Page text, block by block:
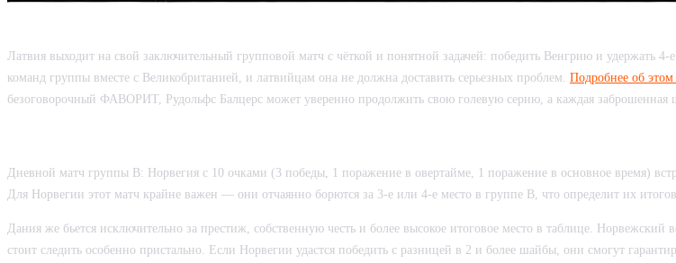
Латвия выходит на свой заключительный групповой матч с чёткой и понятной задачей: победить Венгрию и удержать
команд группы вместе с Великобританией, и латвийцам она не должна доставить серьезных проблем. Подробнее об
безоговорочный ФАВОРИТ, Рудольфс Балцерс может уверенно продолжить свою голевую серию, а каждая заброшенная
Дневной матч группы В: Норвегия с 10 очками (3 победы, 1 поражение в овертайме, 1 поражение в основное время)
Для Норвегии этот матч крайне важен — они отчаянно борются за 3-е или 4-е место в группе В, что определит их
Дания же бьется исключительно за престиж, собственную честь и более высокое итоговое место в таблице.
стоит следить особенно пристально. Если Норвегии удастся победить с разницей в 2 и более шайбы, они смогут